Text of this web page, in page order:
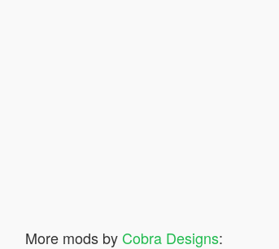
More mods by Cobra Designs: